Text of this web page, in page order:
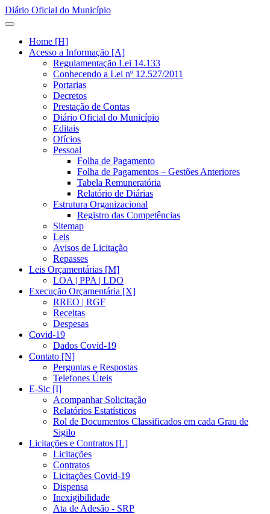
Diário Oficial do Município
Home [H]
Acesso a Informação [A]
Regulamentação Lei 14.133
Conhecendo a Lei nº 12.527/2011
Portarias
Decretos
Prestação de Contas
Diário Oficial do Município
Editais
Ofícios
Pessoal
Folha de Pagamento
Folha de Pagamentos – Gestões Anteriores
Tabela Remuneratória
Relatório de Diárias
Estrutura Organizacional
Registro das Competências
Sitemap
Leis
Avisos de Licitação
Repasses
Leis Orçamentárias [M]
LOA | PPA | LDO
Execução Orçamentária [X]
RREO | RGF
Receitas
Despesas
Covid-19
Dados Covid-19
Contato [N]
Perguntas e Respostas
Telefones Úteis
E-Sic [I]
Acompanhar Solicitação
Relatórios Estatísticos
Rol de Documentos Classificados em cada Grau de
Sigilo
Licitações e Contratos [L]
Licitações
Contratos
Licitações Covid-19
Dispensa
Inexigibilidade
Ata de Adesão - SRP